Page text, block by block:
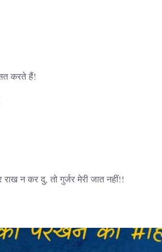
करते हैं!
न कर दु, तो गुर्जर मेरी जात नहीं!!